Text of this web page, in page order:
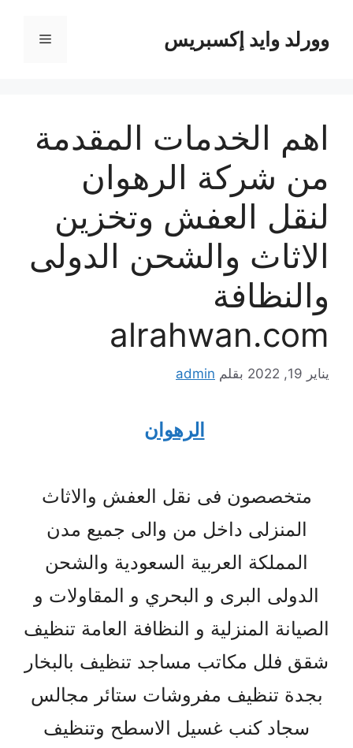
وورلد وايد إكسبريس القائمة
اهم الخدمات المقدمة
من شركة الرهوان
لنقل العفش وتخزين
الاثاث والشحن الدولى
والنظافة
alrahwan.com
يناير 19, 2022 بقلم admin
الرهوان
متخصصون فى نقل العفش والاثاث
المنزلى داخل من والى جميع مدن
المملكة العربية السعودية والشحن
الدولى البرى و البحري و المقاولات و
الصيانة المنزلية و النظافة العامة تنظيف
شقق فلل مكاتب مساجد تنظيف بالبخار
بجدة تنظيف مفروشات ستائر مجالس
سجاد كنب غسيل الاسطح وتنظيف